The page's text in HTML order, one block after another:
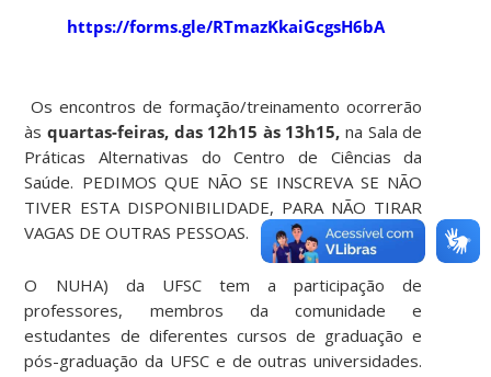
https://forms.gle/RTmazKkaiGcgsH6bA
Os encontros de formação/treinamento ocorrerão
àsquartas-feiras, das 12h15 às 13h15, na Sala de
Práticas Alternativas do Centro de Ciências da
Saúde. PEDIMOS QUE NÃO SE INSCREVA SE NÃO
TIVER ESTA DISPONIBILIDADE, PARA NÃO TIRAR
VAGAS DE OUTRAS PESSOAS.
O NUHA) da UFSC tem a participação de
professores, membros da comunidade e
estudantes de diferentes cursos de graduação e
pós-graduação da UFSC e de outras universidades.